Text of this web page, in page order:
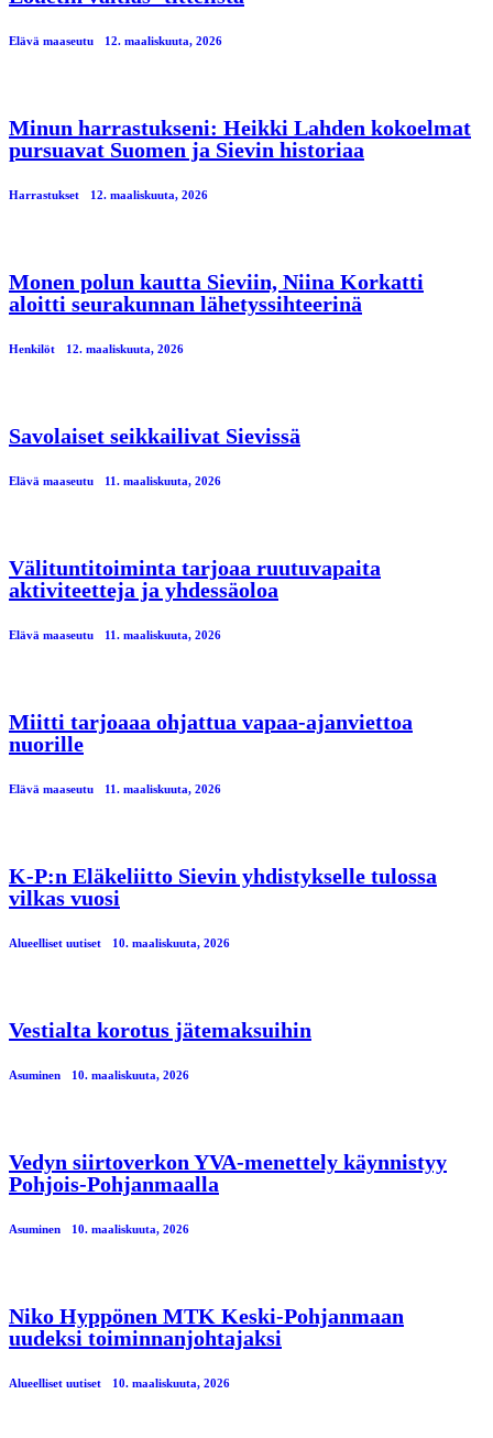
Elävä maaseutu 12. maaliskuuta, 2026
Minun harrastukseni: Heikki Lahden kokoelmat
pursuavat Suomen ja Sievin historiaa
Harrastukset 12. maaliskuuta, 2026
Monen polun kautta Sieviin, Niina Korkatti
aloitti seurakunnan lähetyssihteerinä
Henkilöt 12. maaliskuuta, 2026
Savolaiset seikkailivat Sievissä
Elävä maaseutu 11. maaliskuuta, 2026
Välituntitoiminta tarjoaa ruutuvapaita
aktiviteetteja ja yhdessäoloa
Elävä maaseutu 11. maaliskuuta, 2026
Miitti tarjoaaa ohjattua vapaa-ajanviettoa
nuorille
Elävä maaseutu 11. maaliskuuta, 2026
K-P:n Eläkeliitto Sievin yhdistykselle tulossa
vilkas vuosi
Alueelliset uutiset 10. maaliskuuta, 2026
Vestialta korotus jätemaksuihin
Asuminen 10. maaliskuuta, 2026
Vedyn siirtoverkon YVA-menettely käynnistyy
Pohjois-Pohjanmaalla
Asuminen 10. maaliskuuta, 2026
Niko Hyppönen MTK Keski-Pohjanmaan
uudeksi toiminnanjohtajaksi
Alueelliset uutiset 10. maaliskuuta, 2026